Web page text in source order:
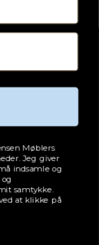
Møblers
Jeg giver
indsamle og
samtykke.
at klikke på